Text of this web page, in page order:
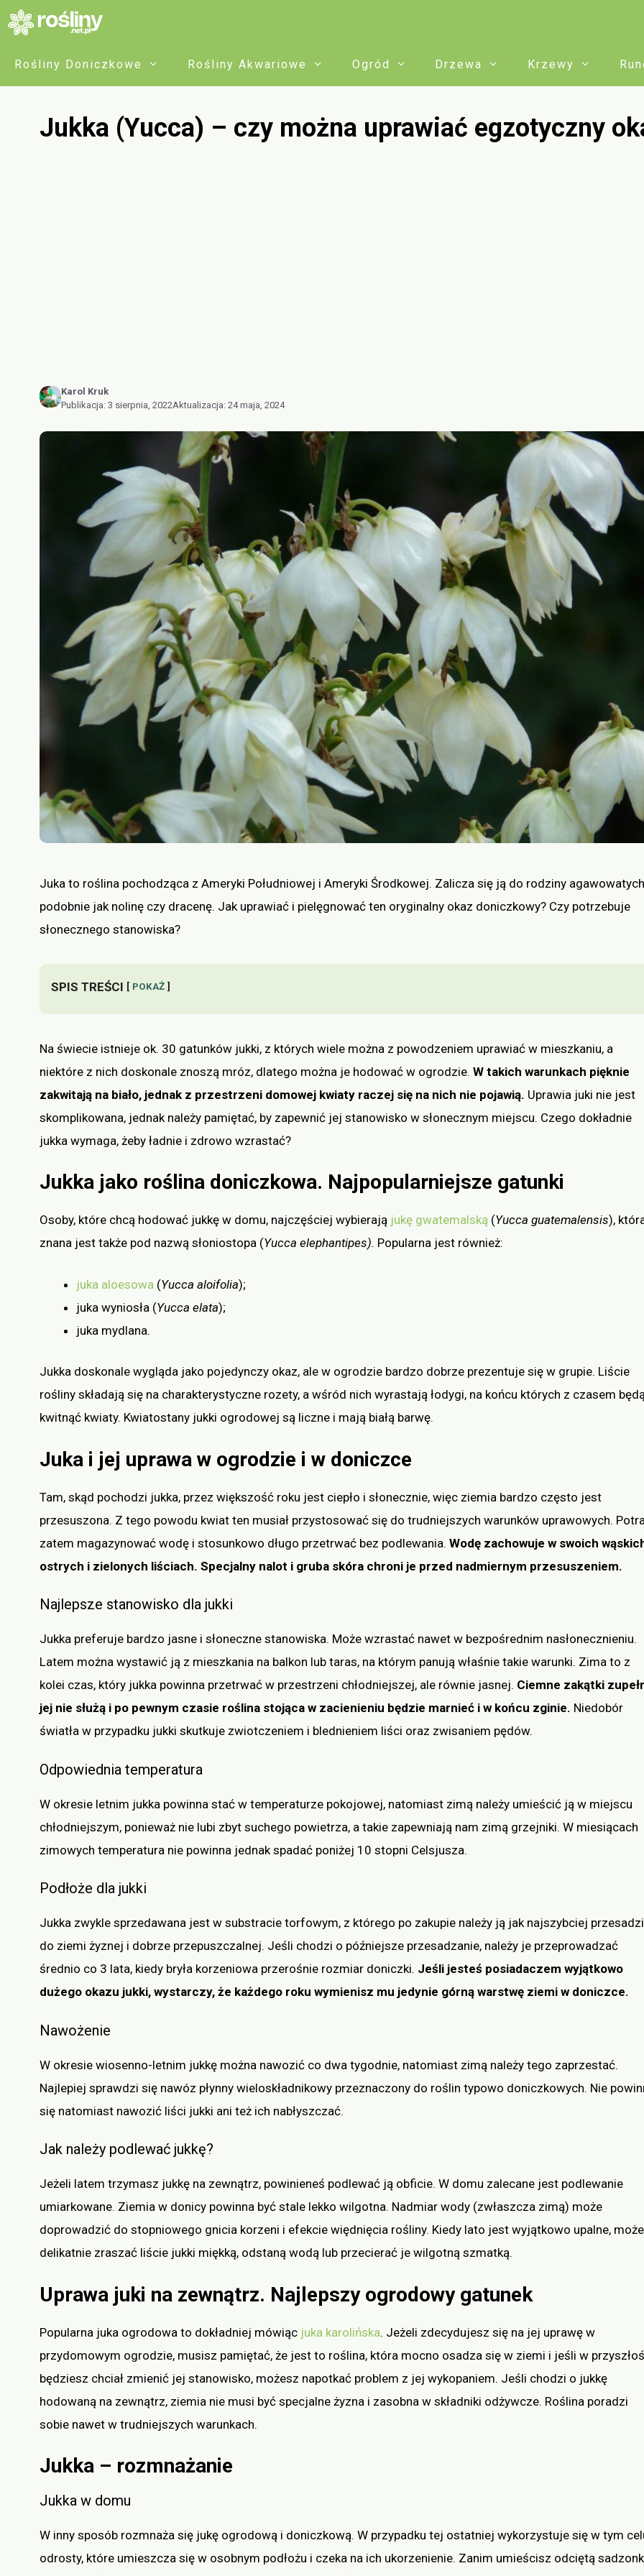
Przejdź
do
treściRośliny Doniczkowe Rośliny Akwariowe Ogród Drzewa Krzewy
Jukka (Yucca) – czy można uprawiać egzotyczny
Karol Kruk
Publikacja: 3 sierpnia, 2022Aktualizacja: 24 maja, 2024
Juka to roślina pochodząca z Ameryki Południowej i Ameryki Środkowej. Zalicza się ją do rodziny
podobnie jak nolinę czy dracenę. Jak uprawiać i pielęgnować ten oryginalny okaz doniczkowy? Czy potrzebuje
słonecznego stanowiska?
SPIS TREŚCI POKAŻ
Na świecie istnieje ok. 30 gatunków jukki, z których wiele można z powodzeniem uprawiać w mieszkaniu, a
niektóre z nich doskonale znoszą mróz, dlatego można je hodować w ogrodzie. W takich warunkach pięknie
zakwitają na biało, jednak z przestrzeni domowej kwiaty raczej się na nich nie pojawią. Uprawia juki nie jest
skomplikowana, jednak należy pamiętać, by zapewnić jej stanowisko w słonecznym miejscu. Czego dokładnie
jukka wymaga, żeby ładnie i zdrowo wzrastać?
Jukka jako roślina doniczkowa. Najpopularniejsze gatunki
Osoby, które chcą hodować jukkę w domu, najczęściej wybierają jukę gwatemalską (Yucca guatemalensis),
znana jest także pod nazwą słoniostopa (Yucca elephantipes). Popularna jest również:
juka aloesowa (Yucca aloifolia);
juka wyniosła (Yucca elata);
juka mydlana.
Jukka doskonale wygląda jako pojedynczy okaz, ale w ogrodzie bardzo dobrze prezentuje się w grupie. Liście
rośliny składają się na charakterystyczne rozety, a wśród nich wyrastają łodygi, na końcu których z czasem
kwitnąć kwiaty. Kwiatostany jukki ogrodowej są liczne i mają białą barwę.
Juka i jej uprawa w ogrodzie i w doniczce
Tam, skąd pochodzi jukka, przez większość roku jest ciepło i słonecznie, więc ziemia bardzo często jest
przesuszona. Z tego powodu kwiat ten musiał przystosować się do trudniejszych warunków uprawowych.
zatem magazynować wodę i stosunkowo długo przetrwać bez podlewania. Wodę zachowuje w swoich
ostrych i zielonych liściach. Specjalny nalot i gruba skóra chroni je przed nadmiernym przesuszeniem.
Najlepsze stanowisko dla jukki
Jukka preferuje bardzo jasne i słoneczne stanowiska. Może wzrastać nawet w bezpośrednim nasłonecznieniu.
Latem można wystawić ją z mieszkania na balkon lub taras, na którym panują właśnie takie warunki. Zima to z
kolei czas, który jukka powinna przetrwać w przestrzeni chłodniejszej, ale równie jasnej. Ciemne zakątki
jej nie służą i po pewnym czasie roślina stojąca w zacienieniu będzie marnieć i w końcu zginie. Niedobór
światła w przypadku jukki skutkuje zwiotczeniem i blednieniem liści oraz zwisaniem pędów.
Odpowiednia temperatura
W okresie letnim jukka powinna stać w temperaturze pokojowej, natomiast zimą należy umieścić ją w miejscu
chłodniejszym, ponieważ nie lubi zbyt suchego powietrza, a takie zapewniają nam zimą grzejniki. W miesiącach
zimowych temperatura nie powinna jednak spadać poniżej 10 stopni Celsjusza.
Podłoże dla jukki
Jukka zwykle sprzedawana jest w substracie torfowym, z którego po zakupie należy ją jak najszybciej
do ziemi żyznej i dobrze przepuszczalnej. Jeśli chodzi o późniejsze przesadzanie, należy je przeprowadzać
średnio co 3 lata, kiedy bryła korzeniowa przerośnie rozmiar doniczki. Jeśli jesteś posiadaczem wyjątkowo
dużego okazu jukki, wystarczy, że każdego roku wymienisz mu jedynie górną warstwę ziemi w doniczce.
Nawożenie
W okresie wiosenno-letnim jukkę można nawozić co dwa tygodnie, natomiast zimą należy tego zaprzestać.
Najlepiej sprawdzi się nawóz płynny wieloskładnikowy przeznaczony do roślin typowo doniczkowych. Nie
się natomiast nawozić liści jukki ani też ich nabłyszczać.
Jak należy podlewać jukkę?
Jeżeli latem trzymasz jukkę na zewnątrz, powinieneś podlewać ją obficie. W domu zalecane jest podlewanie
umiarkowane. Ziemia w donicy powinna być stale lekko wilgotna. Nadmiar wody (zwłaszcza zimą) może
doprowadzić do stopniowego gnicia korzeni i efekcie więdnięcia rośliny. Kiedy lato jest wyjątkowo upalne,
delikatnie zraszać liście jukki miękką, odstaną wodą lub przecierać je wilgotną szmatką.
Uprawa juki na zewnątrz. Najlepszy ogrodowy gatunek
Popularna juka ogrodowa to dokładniej mówiąc juka karolińska. Jeżeli zdecydujesz się na jej uprawę w
przydomowym ogrodzie, musisz pamiętać, że jest to roślina, która mocno osadza się w ziemi i jeśli w
będziesz chciał zmienić jej stanowisko, możesz napotkać problem z jej wykopaniem. Jeśli chodzi o jukkę
hodowaną na zewnątrz, ziemia nie musi być specjalne żyzna i zasobna w składniki odżywcze. Roślina poradzi
sobie nawet w trudniejszych warunkach.
Jukka – rozmnażanie
Jukka w domu
W inny sposób rozmnaża się jukę ogrodową i doniczkową. W przypadku tej ostatniej wykorzystuje się w tym
odrosty, które umieszcza się w osobnym podłożu i czeka na ich ukorzenienie. Zanim umieścisz odciętą